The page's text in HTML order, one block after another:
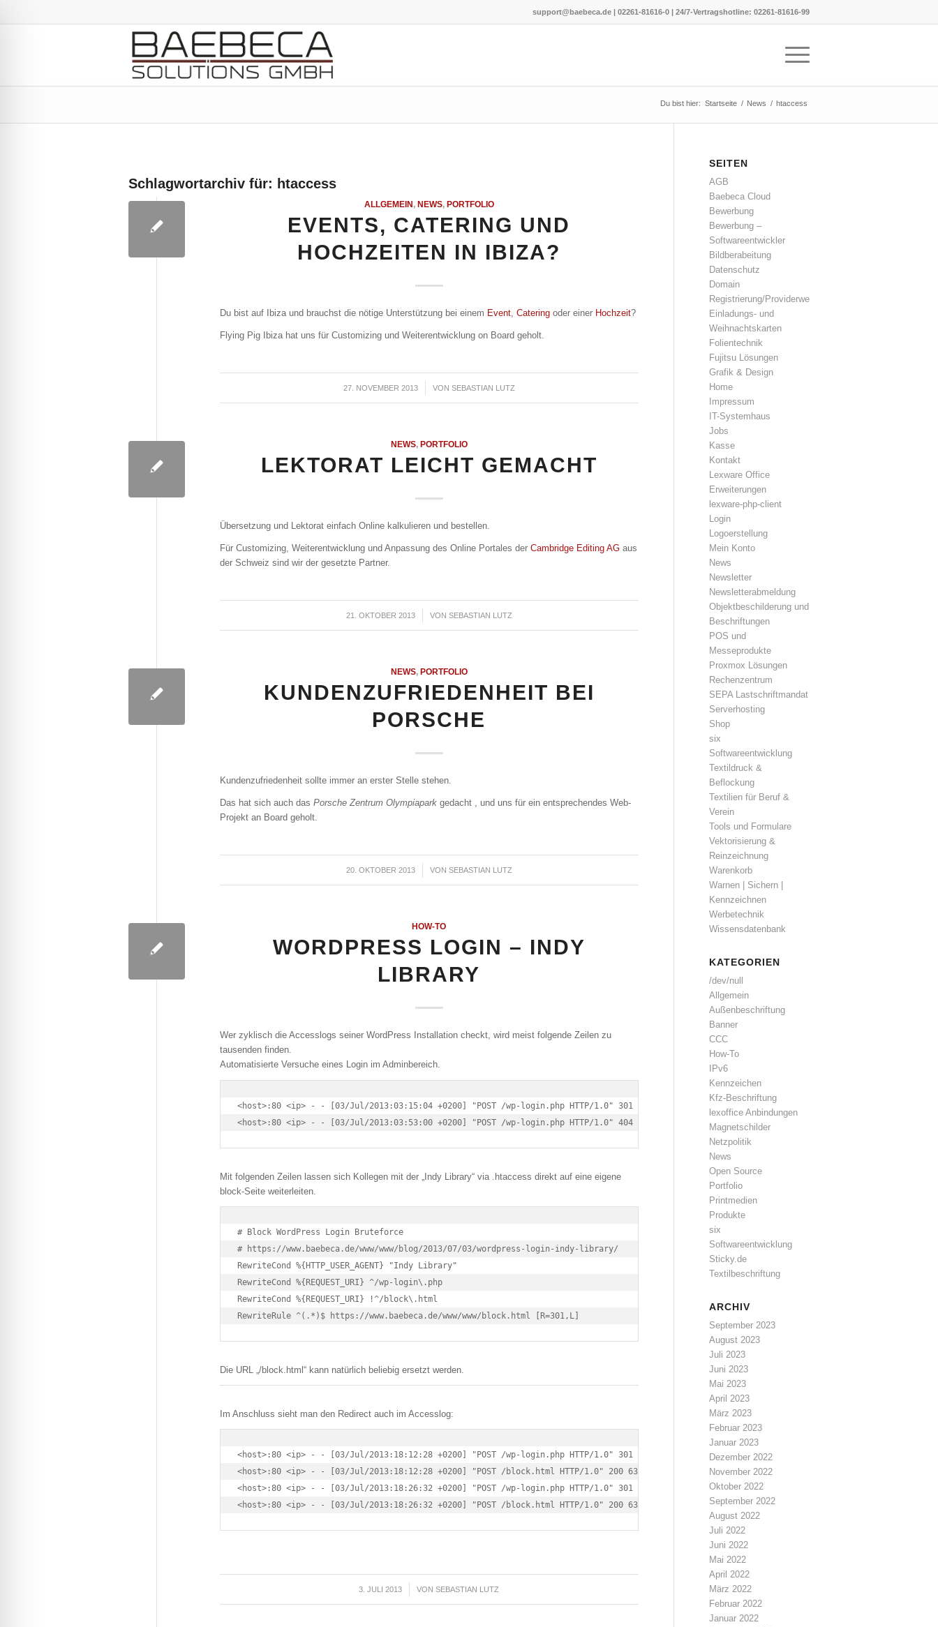
support@baebeca.de| 02261-81616-0| 24/7-Vertragshotline: 02261-81616-99
Du bist hier: Startseite / News / htaccess
Schlagwortarchiv für: htaccess
ALLGEMEIN, NEWS, PORTFOLIO
EVENTS, CATERING UND
HOCHZEITEN IN IBIZA?
Du bist auf Ibiza und brauchst die nötige Unterstützung bei einem Event,Catering oder einer Hochzeit?
Flying Pig Ibiza hat uns für Customizing und Weiterentwicklung on Board geholt.
27. NOVEMBER 2013
/ VON SEBASTIAN LUTZ
NEWS, PORTFOLIO
LEKTORAT LEICHT GEMACHT
Übersetzung und Lektorat einfach Online kalkulieren und bestellen.
Für Customizing, Weiterentwicklung und Anpassung des Online Portales derCambridge Editing AG aus
der Schweiz sind wir der gesetzte Partner.
21. OKTOBER 2013
/ VON SEBASTIAN LUTZ
NEWS, PORTFOLIO
KUNDENZUFRIEDENHEIT BEI
PORSCHE
Kundenzufriedenheit sollte immer an erster Stelle stehen.
Das hat sich auch dasPorsche Zentrum Olympiapark gedacht , und uns für ein entsprechendes Web-
Projekt an Board geholt.
20. OKTOBER 2013
/ VON SEBASTIAN LUTZ
HOW-TO
WORDPRESS LOGIN – INDY
LIBRARY
Wer zyklisch die Accesslogs seiner WordPress Installation checkt, wird meist folgende Zeilen zu
tausenden finden.
Automatisierte Versuche eines Login im Adminbereich.
<host>:80 <ip> - - [03/Jul/2013:03:15:04 +0200] "POST /wp-login.php HTTP/1.0" 301 630 "-" "Mozilla/3.0 (compatible; Indy Library)"
<host>:80 <ip> - - [03/Jul/2013:03:53:00 +0200] "POST /wp-login.php HTTP/1.0" 404 528 "-" "Mozilla/3.0 (compatible; Indy Library)"
Mit folgenden Zeilen lassen sich Kollegen mit der „Indy Library“ via .htaccess direkt auf eine eigene
block-Seite weiterleiten.
# Block WordPress Login Bruteforce
# https://www.baebeca.de/www/www/blog/2013/07/03/wordpress-login-indy-library/
RewriteCond %{HTTP_USER_AGENT} "Indy Library"
RewriteCond %{REQUEST_URI} ^/wp-login\.php
RewriteCond %{REQUEST_URI} !^/block\.html
RewriteRule ^(.*)$ https://www.baebeca.de/www/www/block.html [R=301,L]
Die URL „/block.html“ kann natürlich beliebig ersetzt werden.
Im Anschluss sieht man den Redirect auch im Accesslog:
<host>:80 <ip> - - [03/Jul/2013:18:12:28 +0200] "POST /wp-login.php HTTP/1.0" 301 604 "-" "Mozilla/3.0 (compatible; Indy Library)"
<host>:80 <ip> - - [03/Jul/2013:18:12:28 +0200] "POST /block.html HTTP/1.0" 200 639 "-" "Mozilla/3.0 (compatible; Indy Library)"
<host>:80 <ip> - - [03/Jul/2013:18:26:32 +0200] "POST /wp-login.php HTTP/1.0" 301 604 "-" "Mozilla/3.0 (compatible; Indy Library)"
<host>:80 <ip> - - [03/Jul/2013:18:26:32 +0200] "POST /block.html HTTP/1.0" 200 639 "-" "Mozilla/3.0 (compatible; Indy Library)"
3. JULI 2013 VONSEBASTIAN LUTZ
SEITEN
AGB
Baebeca Cloud
Bewerbung
Bewerbung –
Softwareentwickler
Bildberabeitung
Datenschutz
Domain
Registrierung/Providerwechsel
Einladungs- und
Weihnachtskarten
Folientechnik
Fujitsu Lösungen
Grafik & Design
Home
Impressum
IT-Systemhaus
Jobs
Kasse
Kontakt
Lexware Office
Erweiterungen
lexware-php-client
Login
Logoerstellung
Mein Konto
News
Newsletter
Newsletterabmeldung
Objektbeschilderung und
Beschriftungen
POS und
Messeprodukte
Proxmox Lösungen
Rechenzentrum
SEPA Lastschriftmandat
Serverhosting
Shop
six
Softwareentwicklung
Textildruck &
Beflockung
Textilien für Beruf &
Verein
Tools und Formulare
Vektorisierung &
Reinzeichnung
Warenkorb
Warnen | Sichern |
Kennzeichnen
Werbetechnik
Wissensdatenbank
KATEGORIEN
/dev/null
Allgemein
Außenbeschriftung
Banner
CCC
How-To
IPv6
Kennzeichen
Kfz-Beschriftung
lexoffice Anbindungen
Magnetschilder
Netzpolitik
News
Open Source
Portfolio
Printmedien
Produkte
six
Softwareentwicklung
Sticky.de
Textilbeschriftung
ARCHIV
September 2023
August 2023
Juli 2023
Juni 2023
Mai 2023
April 2023
März 2023
Februar 2023
Januar 2023
Dezember 2022
November 2022
Oktober 2022
September 2022
August 2022
Juli 2022
Juni 2022
Mai 2022
April 2022
März 2022
Februar 2022
Januar 2022